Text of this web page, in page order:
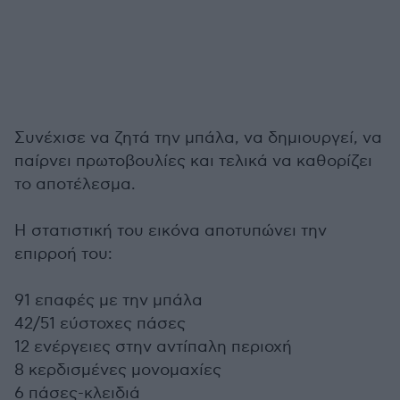
Συνέχισε να ζητά την μπάλα, να δημιουργεί, να
παίρνει πρωτοβουλίες και τελικά να καθορίζει
το αποτέλεσμα.
Η στατιστική του εικόνα αποτυπώνει την
επιρροή του:
91 επαφές με την μπάλα
42/51 εύστοχες πάσες
12 ενέργειες στην αντίπαλη περιοχή
8 κερδισμένες μονομαχίες
6 πάσες-κλειδιά